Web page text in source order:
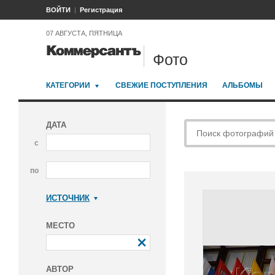
ВОЙТИ Регистрация
07 АВГУСТА, ПЯТНИЦА
Фото
КАТЕГОРИИ СВЕЖИЕ ПОСТУПЛЕНИЯ АЛЬБОМЫ
ДАТА
с
по
ИСТОЧНИК
МЕСТО
АВТОР